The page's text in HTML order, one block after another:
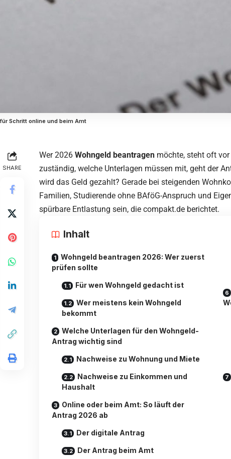
Schritt online und beim Amt
SHARE
Wer 2026 Wohngeld beantragen möchte, steht oft
zuständig, welche Unterlagen müssen mit, geht der
wird das Geld gezahlt? Gerade bei steigenden
Familien, Studierende ohne BAföG-Anspruch und
spürbare Entlastung sein, diе compakt.de berichtet.
Inhalt
Wohngeld beantragen 2026: Wer zuerst
prüfen sollte
Für wen Wohngeld gedacht ist
Wer meistens kein Wohngeld
bekommt
Welche Unterlagen für den Wohngeld-
Antrag wichtig sind
Nachweise zu Wohnung und Miete
Nachweise zu Einkommen und
Haushalt
Online oder beim Amt: So läuft der
Antrag 2026 ab
Der digitale Antrag
Der Antrag beim Amt